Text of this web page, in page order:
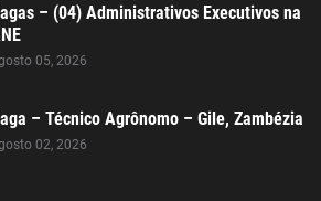
– (04) Administrativos Executivos na
05, 2026
– Técnico Agrônomo – Gile, Zambézia
02, 2026